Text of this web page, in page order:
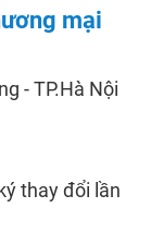
mại
- TP.Hà Nội
thay đổi lần